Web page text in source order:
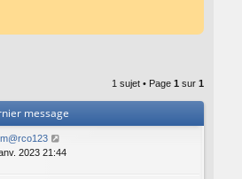
1 sujet • Page 1 sur 1
message
m@rco123
2023 21:44